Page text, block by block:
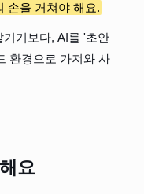
손을 거쳐야 해요.
기보다, AI를 '초안
환경으로 가져와 사
요